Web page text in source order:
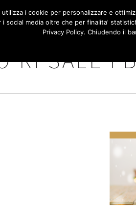
HOME
RI SALE
i cookie per personalizzare e
i social media oltre che per finalita'
Privacy Policy. Chiudendo il